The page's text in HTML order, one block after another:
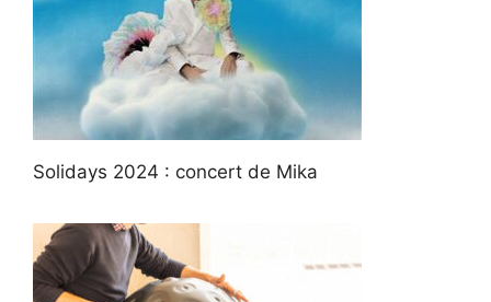
Solidays 2024 : concert de Mika